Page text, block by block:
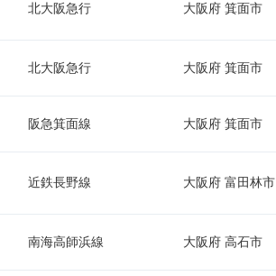
北大阪急行 大阪府 箕面市
北大阪急行 大阪府 箕面市
阪急箕面線 大阪府 箕面市
近鉄長野線 大阪府 富田林市
南海高師浜線 大阪府 高石市